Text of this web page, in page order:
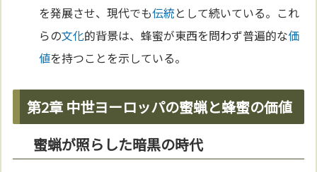
を発展させ、現代でも伝統として続いている。これ
らの文化的背景は、蜂蜜が東西を問わず普遍的な価
値を持つことを示している。
第2章 中世ヨーロッパの蜜蝋と蜂蜜の価値
蜜蝋が照らした暗黒の時代